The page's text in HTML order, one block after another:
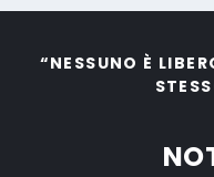
“NESSUNO È